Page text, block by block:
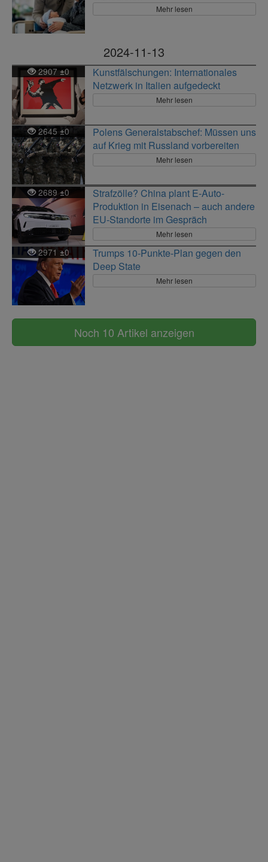
Mehr lesen
2024-11-13
2907±0
Kunstfälschungen: Internationales
Netzwerk in Italien aufgedeckt
Mehr lesen
2645±0
Polens Generalstabschef: Müssen uns
auf Krieg mit Russland vorbereiten
Mehr lesen
2689±0
Strafzölle? China plant E-Auto-
Produktion in Eisenach – auch andere
EU-Standorte im Gespräch
Mehr lesen
2971±0
Trumps 10-Punkte-Plan gegen den
Deep State
Mehr lesen
Noch 10 Artikel anzeigen